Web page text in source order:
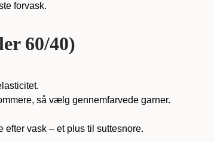
forvask.
60/40)
så vælg gennemfarvede garner.
efter vask – et plus til suttesnore.